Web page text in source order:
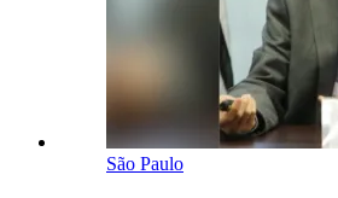
São Paulo